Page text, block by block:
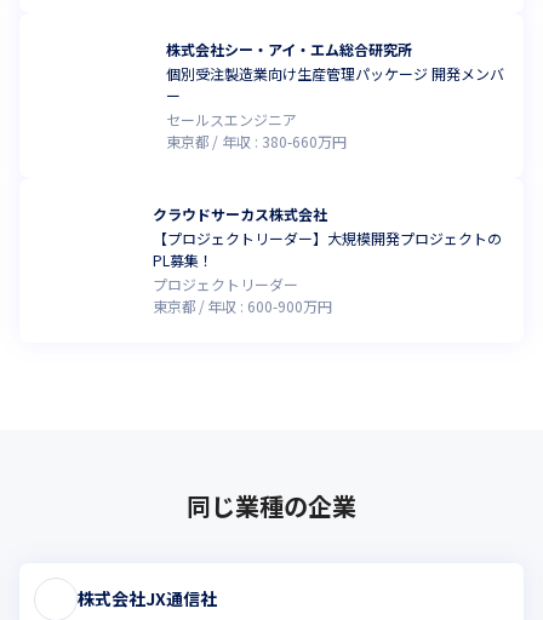
株式会社シー・アイ・エム総合研究所
個別受注製造業向け生産管理パッケージ 開発メンバ
ー
セールスエンジニア
東京都
年収 : 380-660万円
クラウドサーカス株式会社
【プロジェクトリーダー】大規模開発プロジェクトの
PL募集！
プロジェクトリーダー
東京都
年収 : 600-900万円
同じ業種の企業
株式会社JX通信社